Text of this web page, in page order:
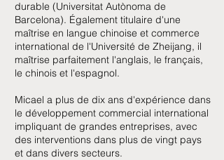
durable (Universitat Autònoma de
Barcelona). Également titulaire d'une
maîtrise en langue chinoise et commerce
international de l'Université de Zheijang, il
maîtrise parfaitement l'anglais, le français,
le chinois et l'espagnol.
Micael a plus de dix ans d'expérience dans
le développement commercial international
impliquant de grandes entreprises, avec
des interventions dans plus de vingt pays
et dans divers secteurs.